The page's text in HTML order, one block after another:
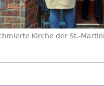
Kirche der St.-